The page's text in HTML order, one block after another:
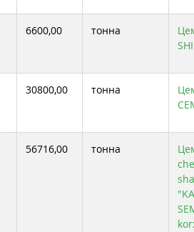
6600,00 тонна
30800,00 тонна
56716,00 тонна